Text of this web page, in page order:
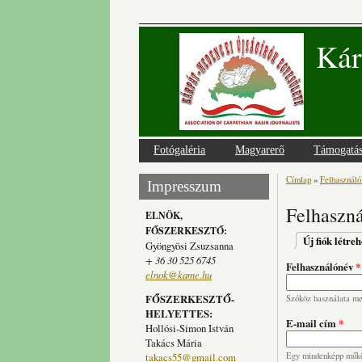
Fotógaléria Magyarerő Támogatás
Impresszum
ELNÖK,
FŐSZERKESZTŐ:
Gyöngyösi Zsuzsanna
+ 36 30 525 6745
elnok@kame.hu
FŐSZERKESZTŐ-
HELYETTES:
Hollósi-Simon István
Takács Mária
takacs55@gmail.com
Jelenlegi
Címlap »
Új fiók
Felhasználónév*
Szóköz használata
E-mail cím*
Egy mindenképp